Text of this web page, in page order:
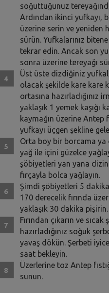
soğuttuğunuz
Ardından ikinci yufkayı,
üzerine serin ve yeniden
sürün. Yufkalarınız
tekrar edin. Ancak son
sonra üzerine tereyağı
Üst üste dizdiğiniz
olacak şekilde kare kare
ortasına hazırladığınız
yaklaşık 1 yemek kaşığı
kaymağın üzerine Antep
yufkayı üçgen şekline
Orta boy bir borcama ya
yağ ile içini güzelce
şöbiyetleri yan yana
fırçayla bolca yağlayın.
Şimdi şöbiyetleri 5 dakika
170 derecelik fırında
yaklaşık 30 dakika pişirin.
Fırından çıkarın ve
hazırladığınız soğuk
yavaş dökün. Şerbeti
saat bekleyin.
Üzerlerine toz Antep
sunun.